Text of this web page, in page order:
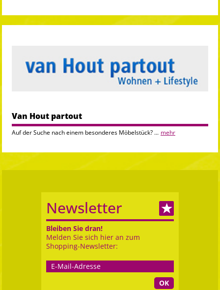
Van Hout partout
Auf der Suche nach einem besonderes Möbelstück? ... mehr
Newsletter
Bleiben Sie dran!
Melden Sie sich hier an zum
Shopping-Newsletter:
OK